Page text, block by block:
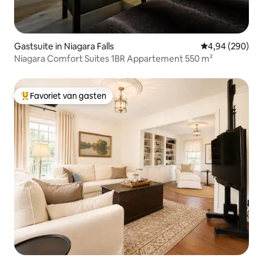
Gastsuite in Niagara Falls Gemiddelde
4,94 (290)
Niagara Comfort Suites 1BR Appartement 550 m²
Topfavoriet van gasten
Favoriet van gasten